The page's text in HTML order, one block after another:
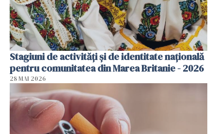
Stagiuni de activități și de identitate națională
pentru comunitatea din Marea Britanie - 2026
28 MAI 2026